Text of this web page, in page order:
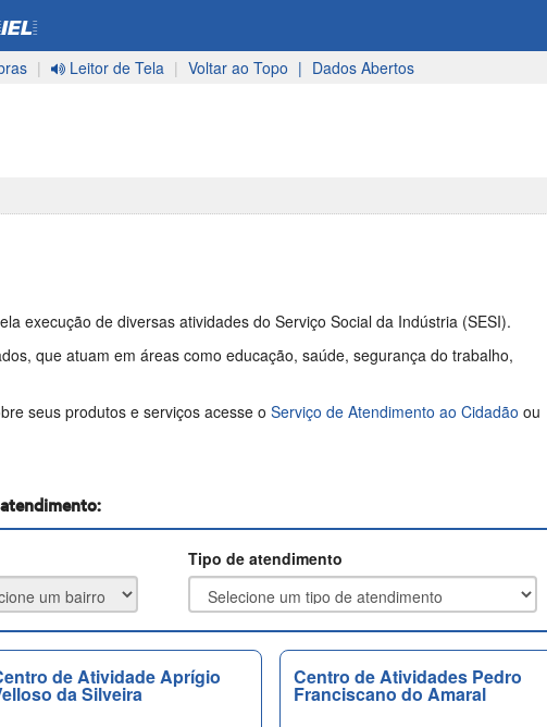
| Leitor de Tela | Voltar ao Topo | Dados Abertos
execução de diversas atividades do Serviço Social da Indústria (SESI).
que atuam em áreas como educação, saúde, segurança do trabalho,
seus produtos e serviços acesse o Serviço de Atendimento ao Cidadão ou
Tipo de atendimento
de Atividade Aprígio
da Silveira
Centro de Atividades Pedro
Franciscano do Amaral